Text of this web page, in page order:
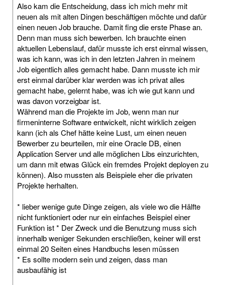
Also kam die Entscheidung, dass ich mich mehr mit
neuen als mit alten Dingen beschäftigen möchte und dafür
einen neuen Job brauche. Damit fing die erste Phase an.
Denn man muss sich bewerben. Ich brauchte einen
aktuellen Lebenslauf, dafür musste ich erst einmal wissen,
was ich kann, was ich in den letzten Jahren in meinem
Job eigentlich alles gemacht habe. Dann musste ich mir
erst einmal darüber klar werden was ich privat alles
gemacht habe, gelernt habe, was ich wie gut kann und
was davon vorzeigbar ist.
Während man die Projekte im Job, wenn man nur
firmeninterne Software entwickelt, nicht wirklich zeigen
kann (ich als Chef hätte keine Lust, um einen neuen
Bewerber zu beurteilen, mir eine Oracle DB, einen
Application Server und alle möglichen Libs einzurichten,
um dann mit etwas Glück ein fremdes Projekt deployen zu
können). Also mussten als Beispiele eher die privaten
Projekte herhalten.
* lieber wenige gute Dinge zeigen, als viele wo die Hälfte
nicht funktioniert oder nur ein einfaches Beispiel einer
Funktion ist * Der Zweck und die Benutzung muss sich
innerhalb weniger Sekunden erschließen, keiner will erst
einmal 20 Seiten eines Handbuchs lesen müssen
* Es sollte modern sein und zeigen, dass man
ausbaufähig ist